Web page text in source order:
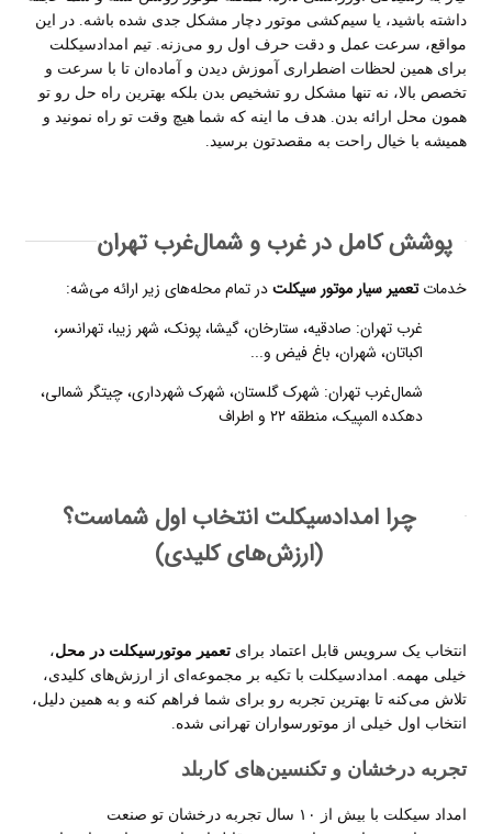
داشته باشید، یا سیم‌کشی موتور دچار مشکل جدی شده باشه. در این
مواقع، سرعت عمل و دقت حرف اول رو می‌زنه. تیم امدادسیکلت
برای همین لحظات اضطراری آموزش دیدن و آماده‌ان تا با سرعت و
تخصص بالا، نه تنها مشکل رو تشخیص بدن بلکه بهترین راه حل رو تو
همون محل ارائه بدن. هدف ما اینه که شما هیچ وقت تو راه نمونید و
همیشه با خیال راحت به مقصدتون برسید
پوشش کامل در غرب و شمال‌غرب تهران
خدماتتعمیر سیار موتور سیکلتدر تمام محله‌های زیر ارائه می‌شه:
غرب تهران: صادقیه، ستارخان، گیشا، پونک، شهر زیبا، تهرانسر،
اکباتان، شهران، باغ فیض و...
شمال‌غرب تهران: شهرک گلستان، شهرک شهرداری، چیتگر شمالی،
دهکده المپیک، منطقه ۲۲ و اطراف
چرا امدادسیکلت انتخاب اول شماست؟
(ارزش‌های کلیدی)
انتخاب یک سرویس قابل اعتماد برایتعمیر موتورسیکلت در محل،
خیلی مهمه. امدادسیکلت با تکیه بر مجموعه‌ای از ارزش‌های کلیدی،
تلاش می‌کنه تا بهترین تجربه رو برای شما فراهم کنه و به همین دلیل،
انتخاب اول خیلی از موتورسواران تهرانی شده
تجربه درخشان و تکنسین‌های کاربلد
امداد سیکلت با بیش از ۱۰ سال تجربه درخشان تو صنعت